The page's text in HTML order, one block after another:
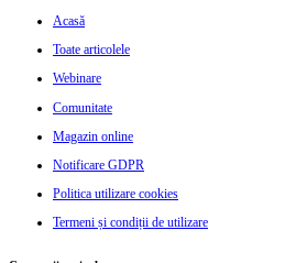
Acasă
Toate articolele
Webinare
Comunitate
Magazin online
Notificare GDPR
Politica utilizare cookies
Termeni și condiții de utilizare